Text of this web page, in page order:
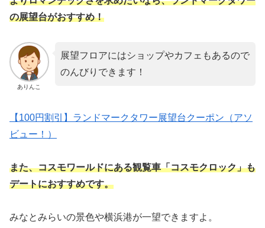
の展望台がおすすめ！
ありんこ
展望フロアにはショップやカフェもあるので
のんびりできます！
【100円割引】ランドマークタワー展望台クーポン（アソ
ビュー！）
また、コスモワールドにある観覧車「コスモクロック」も
デートにおすすめです。
みなとみらいの景色や横浜港が一望できますよ。